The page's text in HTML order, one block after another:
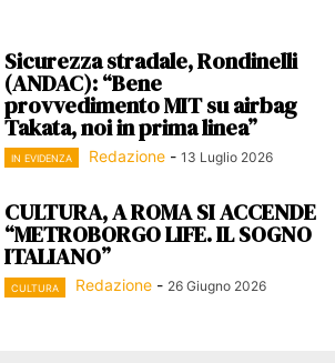
Sicurezza stradale, Rondinelli
(ANDAC): “Bene
provvedimento MIT su airbag
Takata, noi in prima linea”
IN EVIDENZA Redazione - 13 Luglio 2026
CULTURA, A ROMA SI ACCENDE
“METROBORGO LIFE. IL SOGNO
ITALIANO”
CULTURA Redazione - 26 Giugno 2026